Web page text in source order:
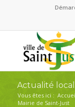
Actualité
Vous êtes ici :
Mairie de Saint-Just